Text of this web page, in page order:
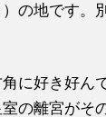
の地です。
に好き好ん
の離宮がそ